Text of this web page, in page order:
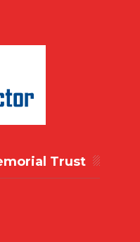
Trust